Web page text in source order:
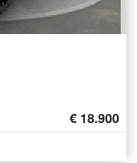
€ 18.900